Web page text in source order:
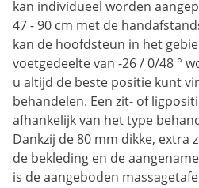
kan individueel worden
47 - 90 cm met de
kan de hoofdsteun in het
voetgedeelte van -26 / 0/48 °
u altijd de beste positie kunt
behandelen. Een zit- of
afhankelijk van het type
Dankzij de 80 mm dikke, extra
de bekleding en de
is de aangeboden